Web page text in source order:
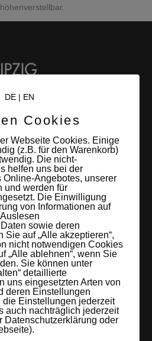
Videoproduktionen aller Art in
realisieren. Alles da, was man
und Kaffee. Folgt uns!
UNITAS eG [Scholz & Heinz]
Premium Collection [Susann
DE| EN
Cookies
Webseite Cookies. Einige
(z.B. für den Warenkorb)
Die nicht-
helfen uns bei der
Online-Angebotes, unserer
und werden für
Die Einwilligung
von Informationen auf
sowie deren
Sie auf „Alle akzeptieren“,
nicht notwendigen Cookies
„Alle ablehnen“, wenn Sie
Sie können unter
detaillierte
uns eingesetzten Arten von
deren Einstellungen
die Einstellungen jederzeit
auch nachträglich jederzeit
Datenschutzerklärung oder